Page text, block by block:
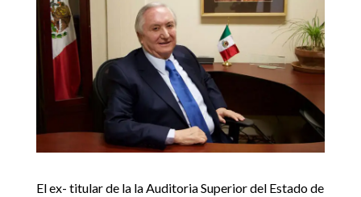
Renuncia Auditor del Estado de San Luis Potosi
Uncategorized
El ex- titular de la la Auditoria Superior del Estado de